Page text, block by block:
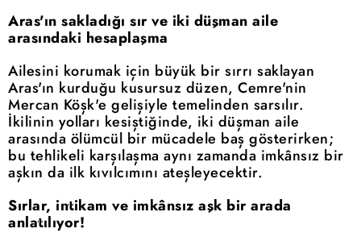
Aras'ın sakladığı sır ve iki düşman aile
arasındaki hesaplaşma
Ailesini korumak için büyük bir sırrı saklayan
Aras'ın kurduğu kusursuz düzen, Cemre'nin
Mercan Köşk'e gelişiyle temelinden sarsılır.
İkilinin yolları kesiştiğinde, iki düşman aile
arasında ölümcül bir mücadele baş gösterirken;
bu tehlikeli karşılaşma aynı zamanda imkânsız bir
aşkın da ilk kıvılcımını ateşleyecektir.
Sırlar, intikam ve imkânsız aşk bir arada
anlatılıyor!